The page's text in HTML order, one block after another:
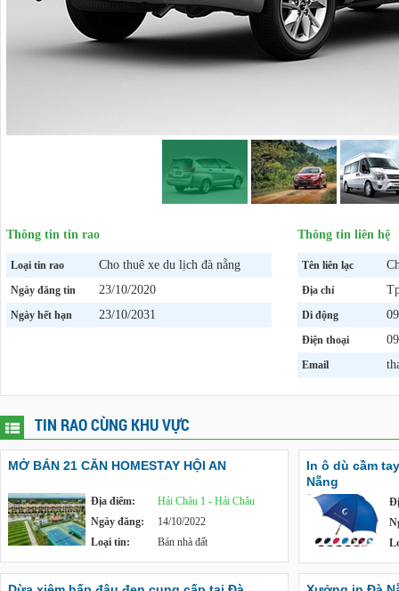
Thông tin tin rao
Loại tin rao Cho thuê xe du lịch đà nẵng
Ngày đăng tin 23/10/2020
Ngày hết hạn 23/10/2031
Thông tin liên hệ
Tên liên lạc
Địa chỉ
Di động
Điện thoại
Email
TIN RAO CÙNG KHU VỰC
MỞ BÁN 21 CĂN HOMESTAY HỘI AN
Địa điểm:
Hải Châu 1 - Hải Châu
Ngày đăng:
14/10/2022
Loại tin:
Bán nhà đất
In ô dù cầm
Nẵng